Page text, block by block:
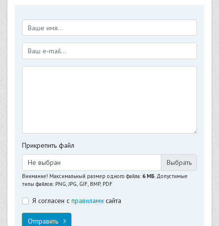
Прикрепить файл
Не выбран
Внимание! Максимальный размер одного файла: 6 МБ. Допустимые
типы файлов: PNG, JPG, GIF, BMP, PDF
Я согласен с правилами сайта
Отправить